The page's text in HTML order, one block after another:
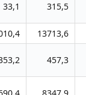
33,1 315,5
13713,6
457,3